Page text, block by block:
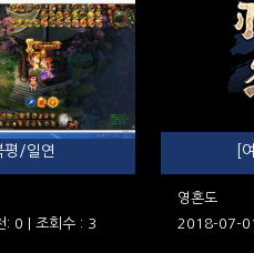
평/일연
0 | 조회수 : 3
[
영혼도
2018-07-